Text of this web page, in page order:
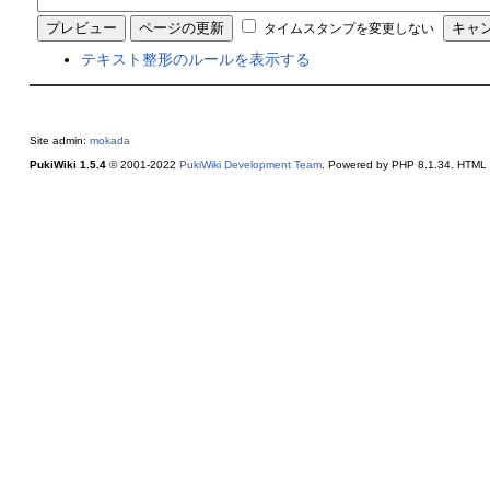
タイムスタンプを変更しない
テキスト整形のルールを表示する
Site admin: mokada
PukiWiki 1.5.4© 2001-2022 PukiWiki Development Team. Powered by PHP 8.1.34. HTML